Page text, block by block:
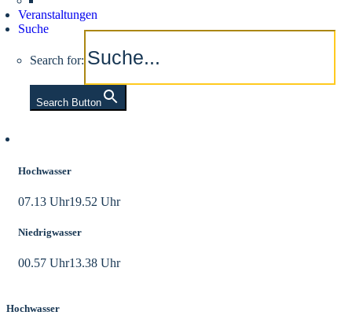
Veranstaltungen
Suche
Search for:
Search Button
Hochwasser
07.13 Uhr19.52 Uhr
Niedrigwasser
00.57 Uhr13.38 Uhr
Hochwasser